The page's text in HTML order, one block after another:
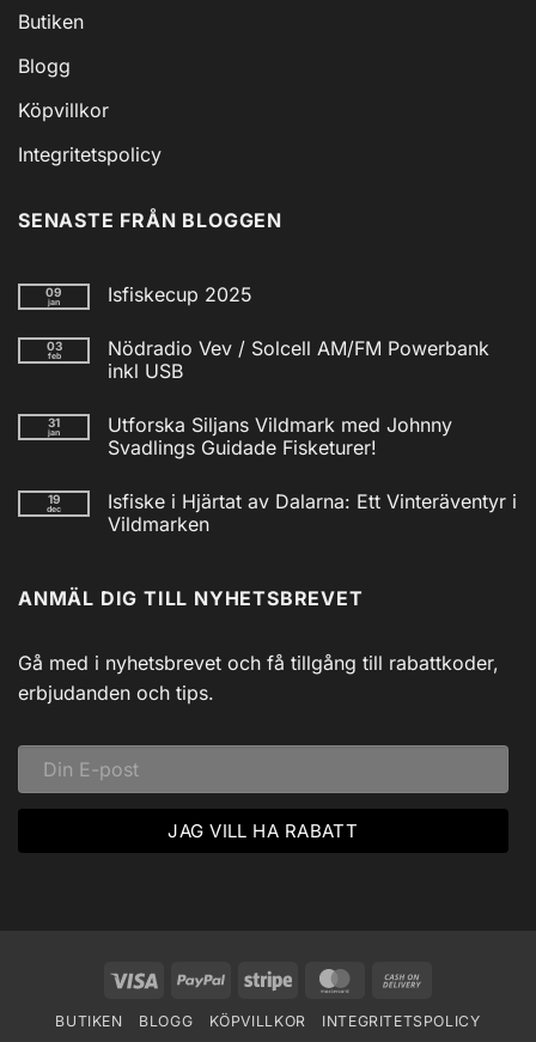
Butiken
Blogg
Köpvillkor
Integritetspolicy
SENASTE FRÅN BLOGGEN
09
jan Isfiskecup 2025
till
Isfiskecup
2025
03
feb
Nödradio Vev / Solcell AM/FM Powerbank
inkl USB
till
Nödradio
Vev
AM/FM
Powerbank
inkl
31
jan
Utforska Siljans Vildmark med Johnny
Svadlings Guidade Fisketurer!
till
Utforska
Siljans
Svadlings
Guidade
19
dec
Isfiske i Hjärtat av Dalarna: Ett Vinteräventyr i
Vildmarken
Isfiske
i
Dalarna:
Ett
Vinteräventyr
i
ANMÄL DIG TILL NYHETSBREVET
Gå med i nyhetsbrevet och få tillgång till rabattkoder,
erbjudanden och tips.
Visa PayPal Stripe MasterCard
Delivery
BUTIKEN BLOGG KÖPVILLKOR INTEGRITETSPOLICY